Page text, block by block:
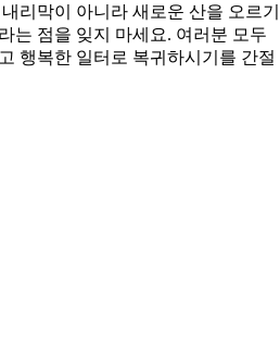
리막이 아니라 새로운 산을 오르기
는 점을 잊지 마세요. 여러분 모두
행복한 일터로 복귀하시기를 간절